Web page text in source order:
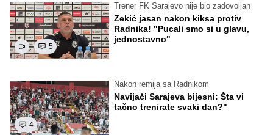
5
Trener FK Sarajevo nije bio zadovoljan
Zekić jasan nakon kiksa protiv
Radnika! "Pucali smo si u glavu,
jednostavno"
4
Nakon remija sa Radnikom
Navijači Sarajeva bijesni: Šta vi
tačno trenirate svaki dan?"